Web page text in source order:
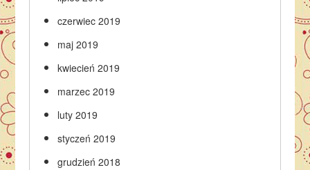
czerwiec 2019
maj 2019
kwiecień 2019
marzec 2019
luty 2019
styczeń 2019
grudzień 2018